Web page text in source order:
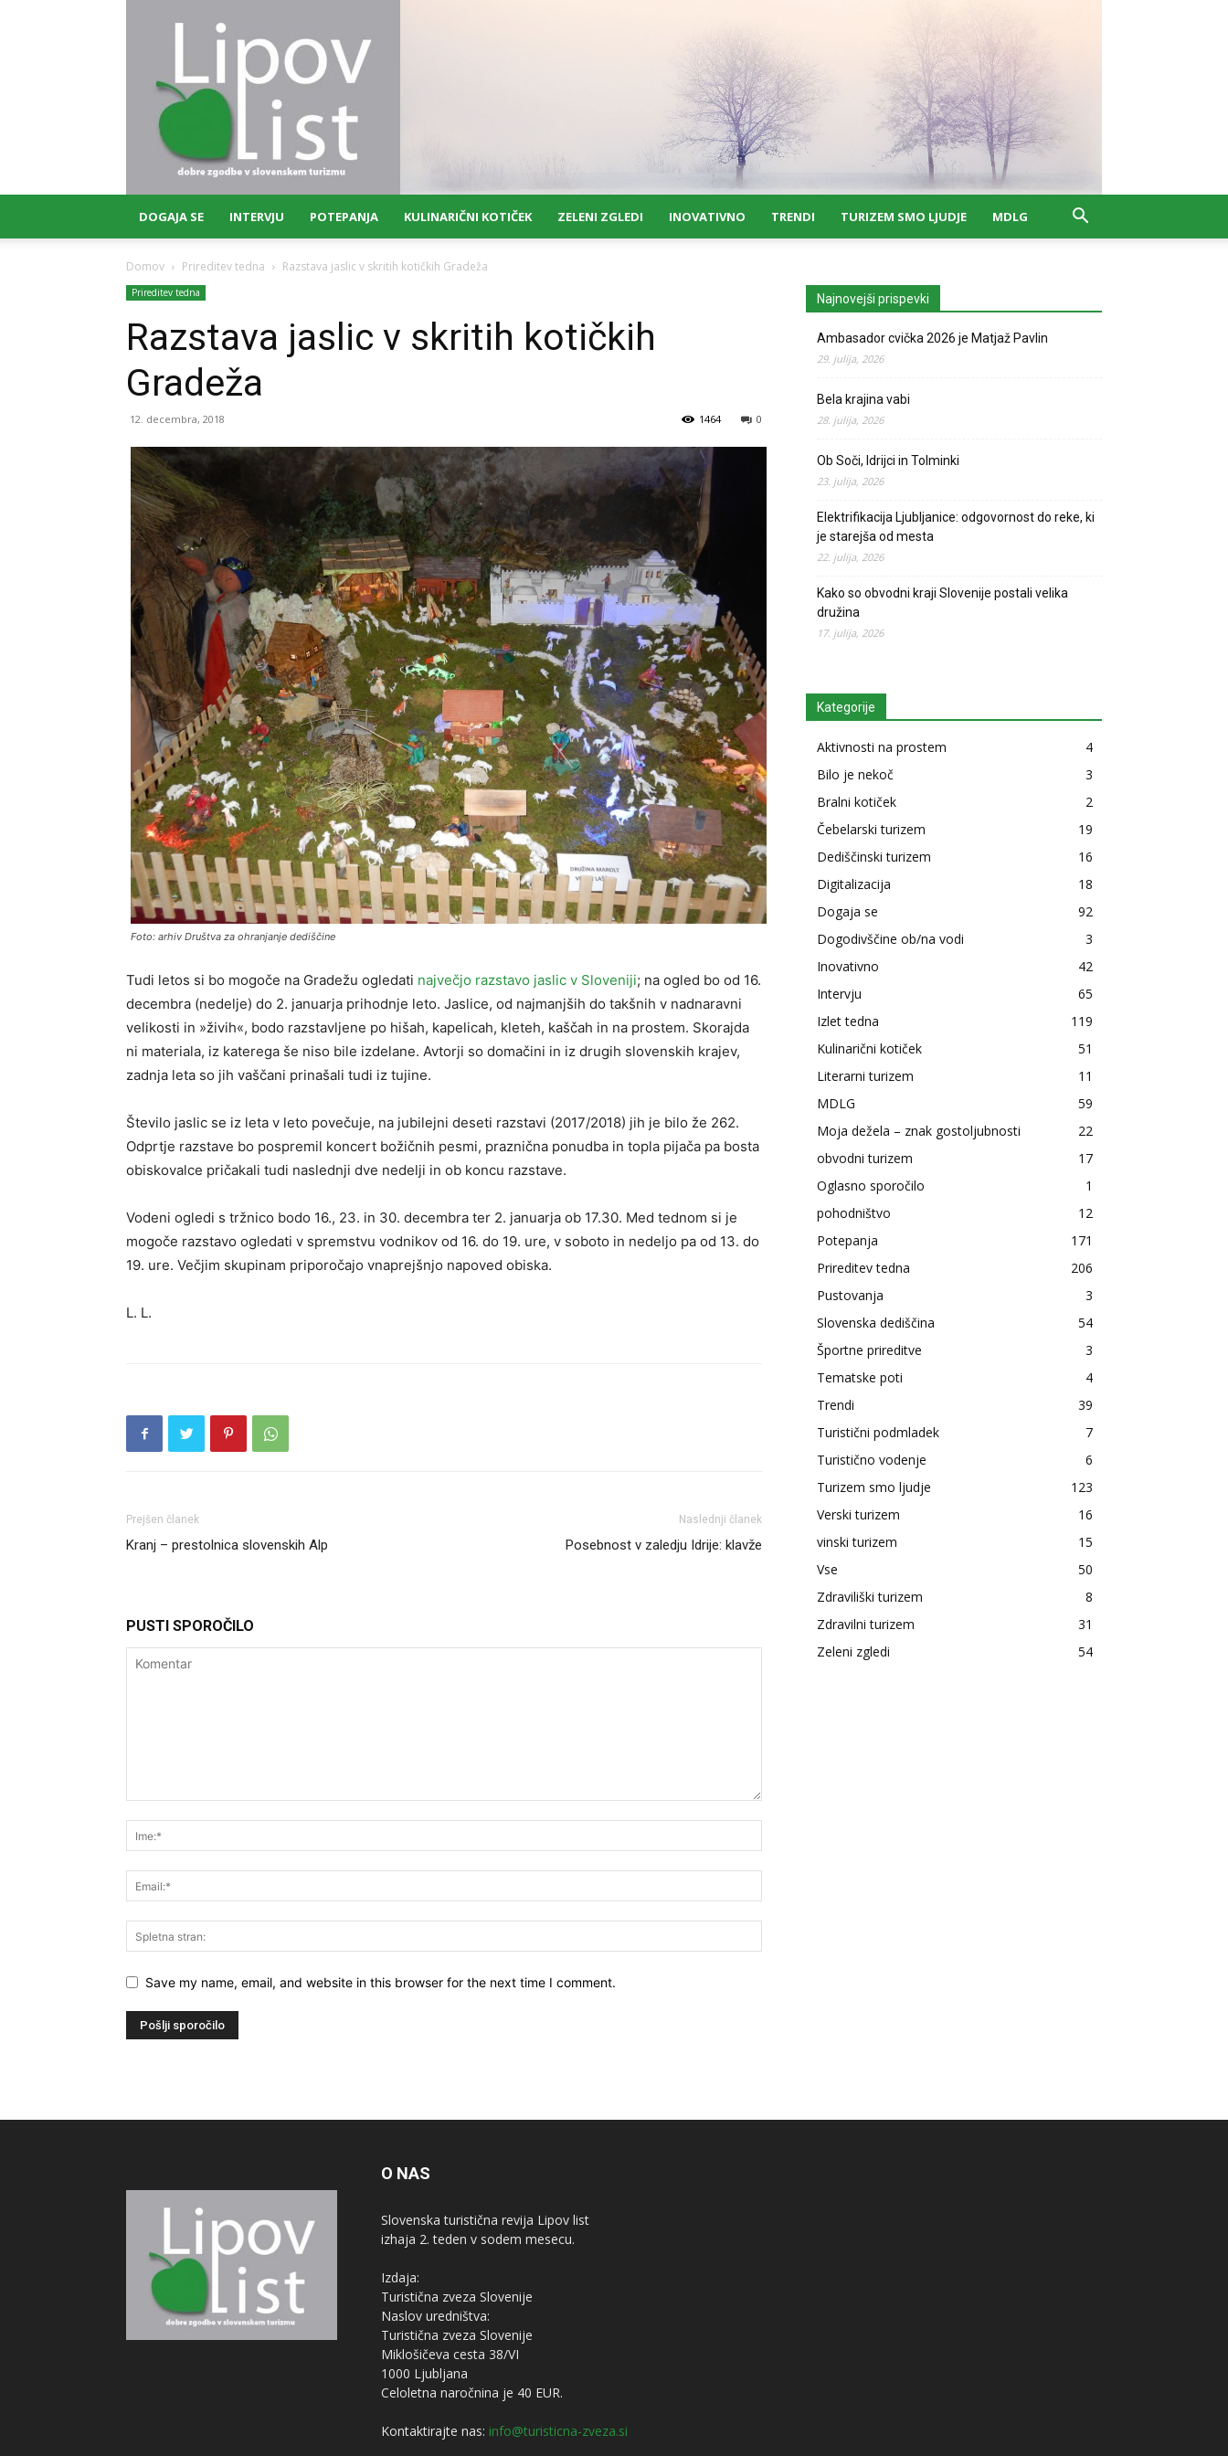
DOGAJA SE INTERVJU POTEPANJA KULINARIČNI KOTIČEK ZELENI ZGLEDI INOVATIVNO TRENDI TURIZEM SMO LJUDJE MDLG
Domov Prireditev tedna Razstava jaslic v skritih kotičkih Gradeža
Prireditev tedna
Razstava jaslic v skritih kotičkih
Gradeža
12. decembra, 2018 0
1464
Foto: arhiv Društva za ohranjanje dediščine
Tudi letos si bo mogoče na Gradežu ogledati največjo razstavo jaslic v Sloveniji; na ogled bo od 16.
decembra (nedelje) do 2. januarja prihodnje leto. Jaslice, od najmanjših do takšnih v nadnaravni
velikosti in »živih«, bodo razstavljene po hišah, kapelicah, kleteh, kaščah in na prostem. Skorajda
ni materiala, iz katerega še niso bile izdelane. Avtorji so domačini in iz drugih slovenskih krajev,
zadnja leta so jih vaščani prinašali tudi iz tujine.
Število jaslic se iz leta v leto povečuje, na jubilejni deseti razstavi (2017/2018) jih je bilo že 262.
Odprtje razstave bo pospremil koncert božičnih pesmi, praznična ponudba in topla pijača pa bosta
obiskovalce pričakali tudi naslednji dve nedelji in ob koncu razstave.
Vodeni ogledi s tržnico bodo 16., 23. in 30. decembra ter 2. januarja ob 17.30. Med tednom si je
mogoče razstavo ogledati v spremstvu vodnikov od 16. do 19. ure, v soboto in nedeljo pa od 13. do
19. ure. Večjim skupinam priporočajo vnaprejšnjo napoved obiska.
L. L.
Prejšen članek
Kranj – prestolnica slovenskih Alp
Naslednji članek
Posebnost v zaledju Idrije: klavže
PUSTI SPOROČILO
Save my name, email, and website in this browser for the next time I comment.
Najnovejši prispevki
Ambasador cvička 2026 je Matjaž Pavlin
29. julija, 2026
Bela krajina vabi
28. julija, 2026
Ob Soči, Idrijci in Tolminki
23. julija, 2026
Elektrifikacija Ljubljanice: odgovornost do reke, ki
je starejša od mesta
22. julija, 2026
Kako so obvodni kraji Slovenije postali velika
družina
17. julija, 2026
Kategorije
Aktivnosti na prostem
4
Bilo je nekoč
3
Bralni kotiček
2
Čebelarski turizem
19
Dediščinski turizem
16
Digitalizacija
18
Dogaja se
92
Dogodivščine ob/na vodi
3
Inovativno
42
Intervju
65
Izlet tedna
119
Kulinarični kotiček
51
Literarni turizem
11
MDLG
59
Moja dežela – znak gostoljubnosti
22
obvodni turizem
17
Oglasno sporočilo
1
pohodništvo
12
Potepanja
171
Prireditev tedna
206
Pustovanja
3
Slovenska dediščina
54
Športne prireditve
3
Tematske poti
4
Trendi
39
Turistični podmladek
7
Turistično vodenje
6
Turizem smo ljudje
123
Verski turizem
16
vinski turizem
15
Vse
50
Zdraviliški turizem
8
Zdravilni turizem
31
Zeleni zgledi
54
O NAS
Slovenska turistična revija Lipov list
izhaja 2. teden v sodem mesecu.
Izdaja:
Turistična zveza Slovenije
Naslov uredništva:
Turistična zveza Slovenije
Miklošičeva cesta 38/VI
1000 Ljubljana
Celoletna naročnina je 40 EUR.
Kontaktirajte nas: info@turisticna-zveza.si